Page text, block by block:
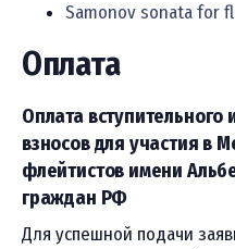
Samonov sonata for
Оплата
Оплата вступительного
взносов для участия в
флейтистов имени
граждан РФ
Для успешной подачи